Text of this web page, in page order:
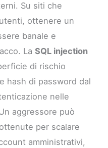
Su siti che
ottenere un
banale e
LaSQL injection
di rischio
hash di password dal
nelle
aggressore può
per scalare
amministrativi,